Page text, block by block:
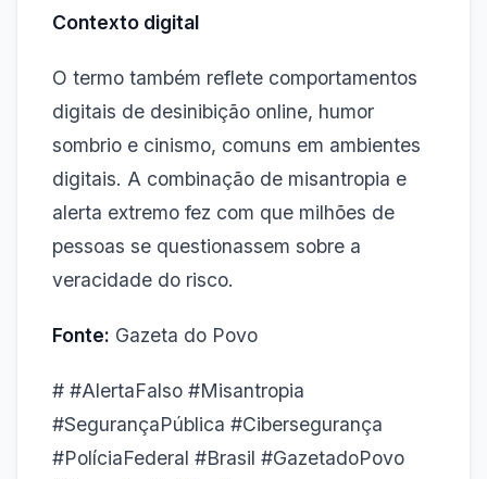
Contexto digital
O termo também reflete comportamentos
digitais de desinibição online, humor
sombrio e cinismo, comuns em ambientes
digitais. A combinação de misantropia e
alerta extremo fez com que milhões de
pessoas se questionassem sobre a
veracidade do risco.
Fonte: Gazeta do Povo
# #AlertaFalso #Misantropia
#SegurançaPública #Cibersegurança
#PolíciaFederal #Brasil #GazetadoPovo